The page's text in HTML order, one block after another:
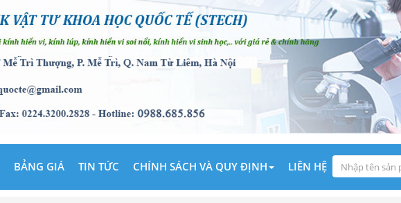
BẢNG GIÁ TIN TỨC CHÍNH SÁCH VÀ QUY ĐỊNH LIÊN HỆ